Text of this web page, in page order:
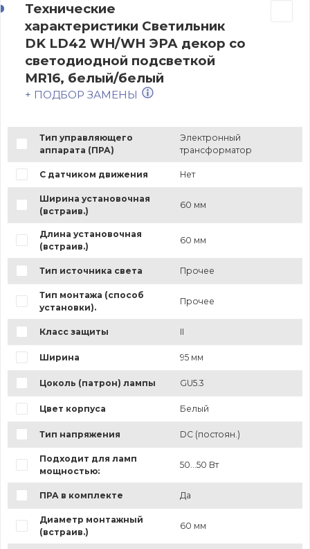
Технические
характеристики Светильник
DK LD42 WH/WH ЭРА декор cо
светодиодной подсветкой
MR16, белый/белый
+ ПОДБОР ЗАМЕНЫ
Тип управляющего
аппарата (ПРА)
Электронный
трансформатор
С датчиком движения Нет
Ширина установочная
(встраив.)
60 мм
Длина установочная
(встраив.)
60 мм
Тип источника света Прочее
Тип монтажа (способ
установки).
Прочее
Класс защиты II
Ширина 95 мм
Цоколь (патрон) лампы GU5.3
Цвет корпуса Белый
Тип напряжения DC (постоян.)
Подходит для ламп
мощностью:
50...50 Вт
ПРА в комплекте Да
Диаметр монтажный
(встраив.)
60 мм